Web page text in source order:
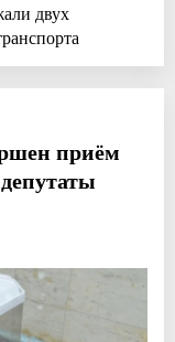
двух
приём